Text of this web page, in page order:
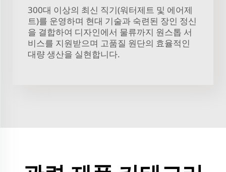
300대 이상의 최신 직기(워터제트 및 에어제
트)를 운영하며 현대 기술과 숙련된 장인 정신
을 결합하여 디자인에서 물류까지 원스톱 서
비스를 지원받으며 고품질 원단의 효율적인
대량 생산을 실현합니다.